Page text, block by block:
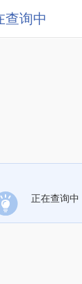
查询中
正在查询中